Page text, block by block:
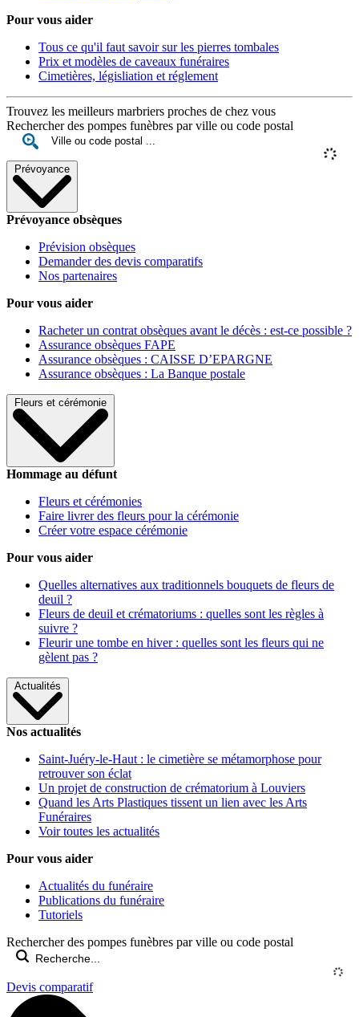
Pour vous aider
Tous ce qu'il faut savoir sur les pierres tombales
Prix et modèles de caveaux funéraires
Cimetières, législiation et réglement
Trouvez les meilleurs marbriers proches de chez vous
Rechercher des pompes funèbres par ville ou code postal
Prévoyance
Prévoyance obsèques
Prévision obsèques
Demander des devis comparatifs
Nos partenaires
Pour vous aider
Racheter un contrat obsèques avant le décès : est-ce possible ?
Assurance obsèques FAPE
Assurance obsèques : CAISSE D’EPARGNE
Assurance obsèques : La Banque postale
Fleurs et cérémonie
Hommage au défunt
Fleurs et cérémonies
Faire livrer des fleurs pour la cérémonie
Créer votre espace cérémonie
Pour vous aider
Quelles alternatives aux traditionnels bouquets de fleurs de
deuil ?
Fleurs de deuil et crématoriums : quelles sont les règles à
suivre ?
Fleurir une tombe en hiver : quelles sont les fleurs qui ne
gèlent pas ?
Actualités
Nos actualités
Saint-Juéry-le-Haut : le cimetière se métamorphose pour
retrouver son éclat
Un projet de construction de crématorium à Louviers
Quand les Arts Plastiques tissent un lien avec les Arts
Funéraires
Voir toutes les actualités
Pour vous aider
Actualités du funéraire
Publications du funéraire
Tutoriels
Rechercher des pompes funèbres par ville ou code postal
Devis comparatif